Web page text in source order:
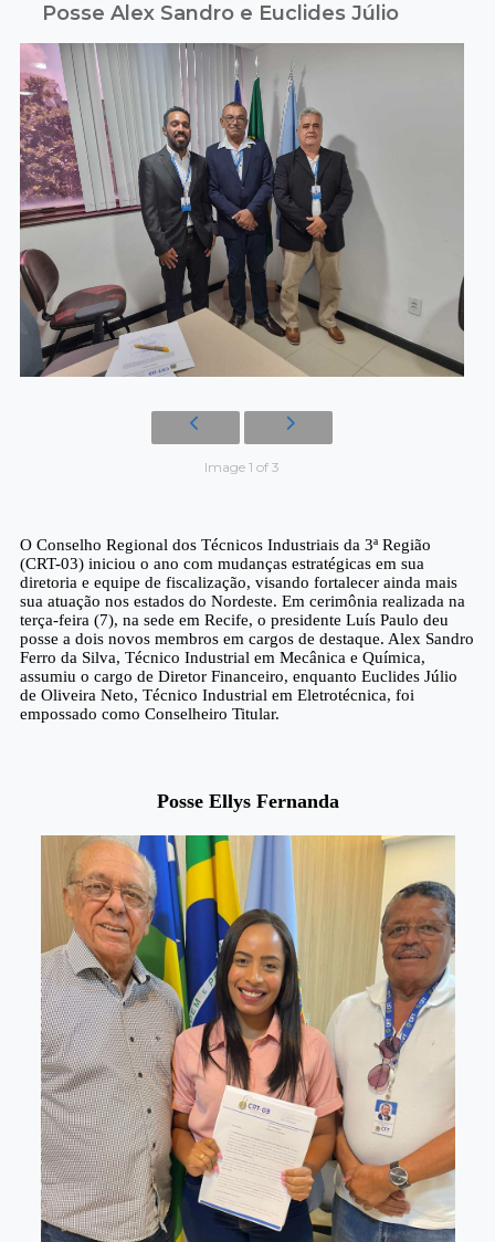
Posse Alex Sandro e Euclides Júlio
Image 1 of 3
O Conselho Regional dos Técnicos Industriais da 3ª Região
(CRT-03) iniciou o ano com mudanças estratégicas em sua
diretoria e equipe de fiscalização, visando fortalecer ainda mais
sua atuação nos estados do Nordeste. Em cerimônia realizada na
terça-feira (7), na sede em Recife, o presidente Luís Paulo deu
posse a dois novos membros em cargos de destaque. Alex Sandro
Ferro da Silva, Técnico Industrial em Mecânica e Química,
assumiu o cargo de Diretor Financeiro, enquanto Euclides Júlio
de Oliveira Neto, Técnico Industrial em Eletrotécnica, foi
empossado como Conselheiro Titular.
Posse Ellys Fernanda